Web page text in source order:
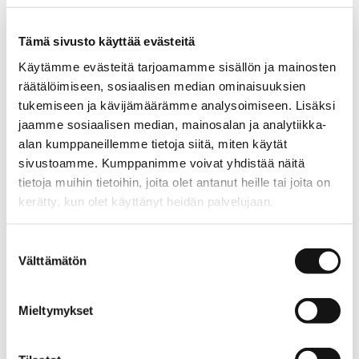
Tämä sivusto käyttää evästeitä
Käytämme evästeitä tarjoamamme sisällön ja mainosten
räätälöimiseen, sosiaalisen median ominaisuuksien
tukemiseen ja kävijämäärämme analysoimiseen. Lisäksi
jaamme sosiaalisen median, mainosalan ja analytiikka-
alan kumppaneillemme tietoja siitä, miten käytät
sivustoamme. Kumppanimme voivat yhdistää näitä
tietoja muihin tietoihin, joita olet antanut heille tai joita on
kerätty, kun olet käyttänyt heidän palvelujaan.
valinta
Välttämätön
Mieltymykset
Mallinumero: 100805
LAURIEn Kelly Regular -housut on suunniteltu aikuiselle
naiselle. Housujen joustava materiaali ja hyvin istuva
mitoitus tekevät näistä housuista vartaloa muotoilevat
"ihmehousut".
Materiaali
88 % luomupuuvillaa, 8 % polyesteriä, 4 % elastaania
Materiaalilla on OEKO-TEX® STANDARD 100 -
sertifikaatti. Vaate ei sisällä terveydelle haitallisia
Käytä varovaista pesuohjelmaa, lämpötila max. 40